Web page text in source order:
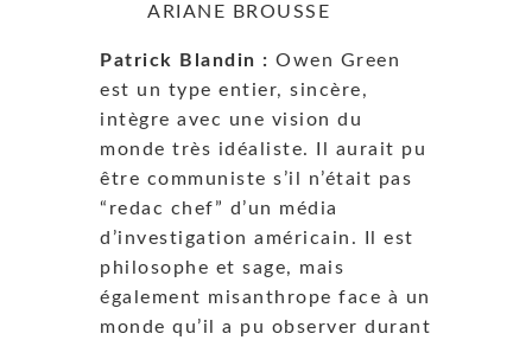
ARIANE BROUSSE
Patrick Blandin : Owen Green
est un type entier, sincère,
intègre avec une vision du
monde très idéaliste. Il aurait pu
être communiste s’il n’était pas
“redac chef” d’un média
d’investigation américain. Il est
philosophe et sage, mais
également misanthrope face à un
monde qu’il a pu observer durant